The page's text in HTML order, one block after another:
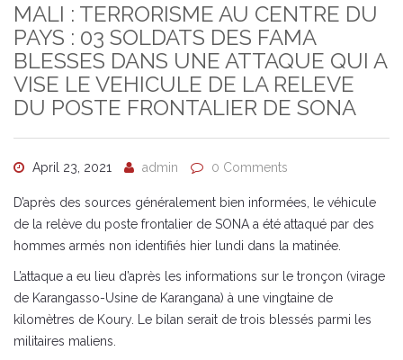
MALI : TERRORISME AU CENTRE DU
PAYS : 03 SOLDATS DES FAMA
BLESSES DANS UNE ATTAQUE QUI A
VISE LE VEHICULE DE LA RELEVE
DU POSTE FRONTALIER DE SONA
April 23, 2021 admin 0 Comments
D’après des sources généralement bien informées, le véhicule
de la relève du poste frontalier de SONA a été attaqué par des
hommes armés non identifiés hier lundi dans la matinée.
L’attaque a eu lieu d’après les informations sur le tronçon (virage
de Karangasso-Usine de Karangana) à une vingtaine de
kilomètres de Koury. Le bilan serait de trois blessés parmi les
militaires maliens.